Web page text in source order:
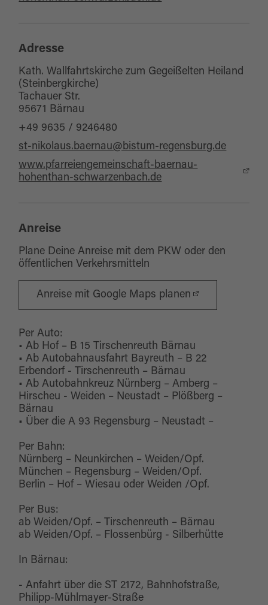
unterbrochen.
Es handelt sich um eine Saalkirche mit
dreiseitig geschlossenem Chor und Dachreiter.
Die Deckengemälde (1794) stammen von Jakob
Hörl. Der Rokokko-Hochaltar stammt aus der
Zeit 1767/68 und wurde in Tirschenreuth
gefertigt. Er ist in Schleifweiß und Gold
österreichischen Version, nicht der Allgäuer.
Die Seitenfiguren, der hl. Wendelin und der hl.
gegen Brandkatastrophen für die Bewohner der
Stadt von Bedeutung. Anstelle der Seitenaltäre
befinden sich Figurennischen mit Maria
Immaculata und die innige Darstellung des hl.
Josef mit dem Jesuskind.
Auf der von Granitsäulen getragenen Empore
befindet sich eine Kreuzigungsgruppe in Form
das dem Gekreuzigten die Arme fehlen. In
diesem Zustand wurde er aufgefunden und so
1818/19 wurde der Chor erweitert. 1989 konnte
und ist eine sehr beliebte Hochzeitskirche.
Adresse
Kath. Wallfahrtskirche zum Gegeißelten Heiland
(Steinbergkirche)
Tachauer Str.
95671 Bärnau
+49 9635 / 9246480
st-nikolaus.baernau@bistum-regensburg.de
www.pfarreiengemeinschaft-baernau-
hohenthan-schwarzenbach.de
Anreise
Plane Deine Anreise mit dem PKW oder den
öffentlichen Verkehrsmitteln
Anreise mit Google Maps planen
Per Auto:
• Ab Hof – B 15 Tirschenreuth Bärnau
• Ab Autobahnausfahrt Bayreuth – B 22
Erbendorf - Tirschenreuth – Bärnau
• Ab Autobahnkreuz Nürnberg – Amberg –
Hirscheu - Weiden – Neustadt – Plößberg –
Bärnau
• Über die A 93 Regensburg – Neustadt –
Per Bahn:
Nürnberg – Neunkirchen – Weiden/Opf.
München – Regensburg – Weiden/Opf.
Berlin – Hof – Wiesau oder Weiden /Opf.
Per Bus:
ab Weiden/Opf. – Tirschenreuth – Bärnau
ab Weiden/Opf. – Flossenbürg - Silberhütte
In Bärnau:
- Anfahrt über die ST 2172, Bahnhofstraße,
Philipp-Mühlmayer-Straße